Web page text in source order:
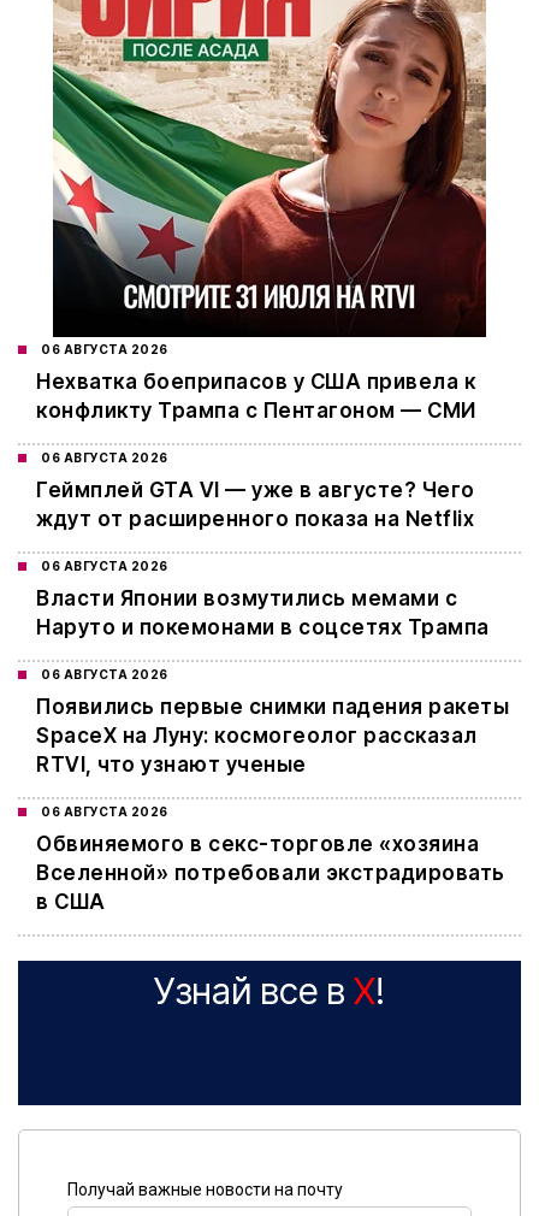
06 АВГУСТА 2026
Нехватка боеприпасов у США привела к
конфликту Трампа с Пентагоном — СМИ
06 АВГУСТА 2026
Геймплей GTA VI — уже в августе? Чего
ждут от расширенного показа на Netflix
06 АВГУСТА 2026
Власти Японии возмутились мемами с
Наруто и покемонами в соцсетях Трампа
06 АВГУСТА 2026
Появились первые снимки падения ракеты
SpaceX на Луну: космогеолог рассказал
RTVI, что узнают ученые
06 АВГУСТА 2026
Обвиняемого в секс-торговле «хозяина
Вселенной» потребовали экстрадировать
в США
Узнай все в X!